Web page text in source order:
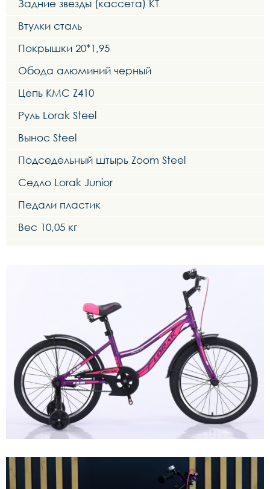
Задние звезды (кассета) KT
Втулки сталь
Покрышки 20*1,95
Обода алюминий черный
Цепь KMC Z410
Руль Lorak Steel
Вынос Steel
Подседельный штырь Zoom Steel
Седло Lorak Junior
Педали пластик
Вес 10,05 кг